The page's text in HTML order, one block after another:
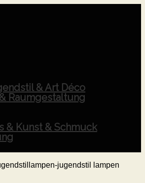
& Art Déco
Raumgestaltung
& Kunst & Schmuck